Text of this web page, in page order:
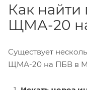
Как найти
ЩМА-20
Существует
ЩМА-20 на ПБВ в